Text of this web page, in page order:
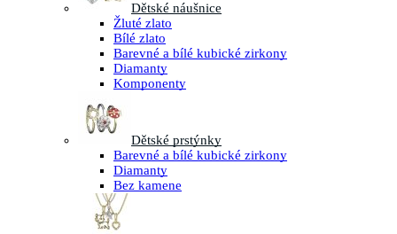
Dětské náušnice
Žluté zlato
Bílé zlato
Barevné a bílé kubické zirkony
Diamanty
Komponenty
Dětské prstýnky
Barevné a bílé kubické zirkony
Diamanty
Bez kamene